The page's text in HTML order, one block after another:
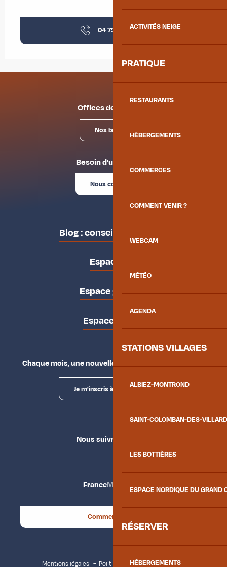
ACTIVITÉS NEIGE
PRATIQUE
RESTAURANTS
HÉBERGEMENTS
COMMERCES
COMMENT VENIR ?
WEBCAM
MÉTÉO
AGENDA
STATIONS VILLAGES
ALBIEZ-MONTROND
SAINT-COLOMBAN-DES-
LES BOTTIÈRES
ESPACE NORDIQUE DU GRAND
RÉSERVER
HÉBERGEMENTS
04 79 59 96▒▒
Offices de tourisme
Nos bureaux
Besoin d'un conseil ?
Nous contacter
Blog : conseils des locaux
Espace pro
Espace groupes
Espace presse
Chaque mois, une nouvelle façon d'explorer la vallée.
Je m'inscris à la newsletter
Nous suivre
FranceMaurienne
Comment venir ?
Mentions légales Politique de confidentialité